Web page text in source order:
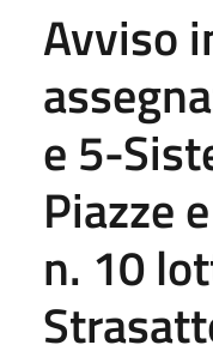
Avviso
e 5-
Piazze
n. 10